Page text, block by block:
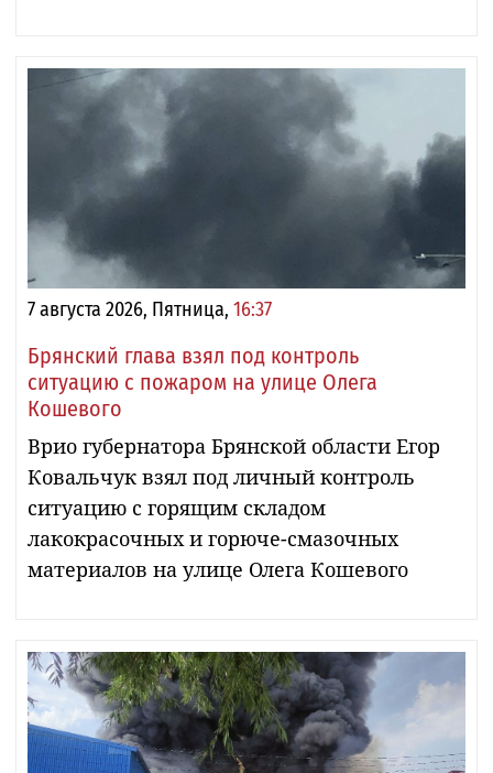
7 августа 2026, Пятница, 16:37
Брянский глава взял под контроль
ситуацию с пожаром на улице Олега
Кошевого
Врио губернатора Брянской области Егор
Ковальчук взял под личный контроль
ситуацию с горящим складом
лакокрасочных и горюче-смазочных
материалов на улице Олега Кошевого